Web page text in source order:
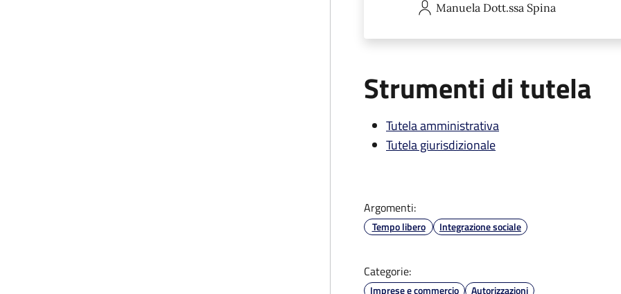
Manuela Dott.ssa Spina
Strumenti di tutela
Tutela amministrativa
Tutela giurisdizionale
Argomenti:
Tempo libero Integrazione sociale
Categorie:
Imprese e commercio Autorizzazioni